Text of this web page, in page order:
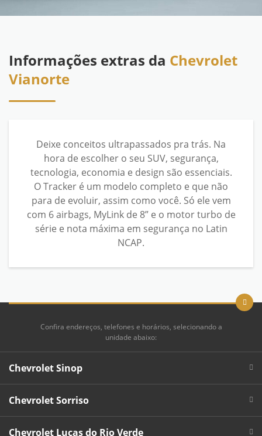
Informações extras da Chevrolet
Vianorte
Deixe conceitos ultrapassados pra trás. Na
hora de escolher o seu SUV, segurança,
tecnologia, economia e design são essenciais.
O Tracker é um modelo completo e que não
para de evoluir, assim como você. Só ele vem
com 6 airbags, MyLink de 8” e o motor turbo de
série e nota máxima em segurança no Latin
NCAP.
Confira endereços, telefones e horários, selecionando a
unidade abaixo:
Chevrolet Sinop
Chevrolet Sorriso
Chevrolet Lucas do Rio Verde